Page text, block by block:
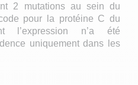
2 mutations au sein du
pour la protéine C du
l’expression n’a été
uniquement dans les